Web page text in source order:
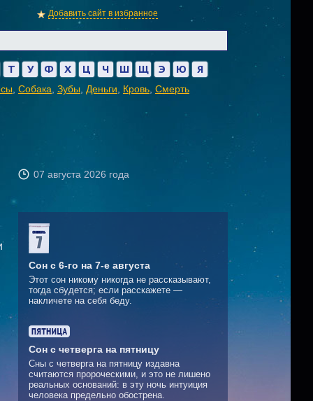
Добавить сайт в избранное
Т У Ф Х Ц Ч Ш Щ Э Ю Я
Собака Зубы Деньги Кровь Смерть
07 августа 2026 года
Сон с 6-го на 7-е августа
Этот сон никому никогда не рассказывают,
тогда сбудется; если расскажете —
накличете на себя беду.
Сон с четверга на пятницу
Сны с четверга на пятницу издавна
считаются пророческими, и это не лишено
реальных оснований: в эту ночь интуиция
человека предельно обострена.